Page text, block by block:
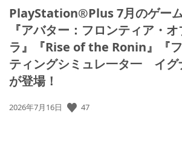
PlayStation®Plus 7月のゲー
『アバター：フロンティア・
ラ』『Rise of the Ronin』『
ティングシミュレ一タ一 イグ
が登場！
公
2026年7月16日 47